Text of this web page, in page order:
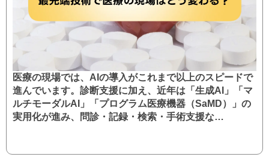
医療の現場では、AIの導入がこれまで以上のスピードで
進んでいます。診断支援に加え、近年は「生成AI」「マ
ルチモーダルAI」「プログラム医療機器（SaMD）」の
実用化が進み、問診・記録・検索・手術支援な…